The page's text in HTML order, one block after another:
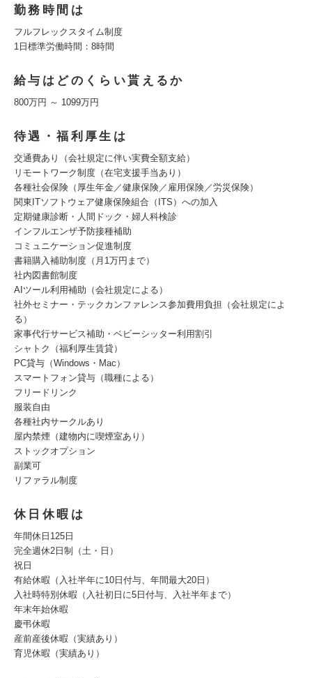
勤務時間は
フルフレックスタイム制度
1日標準労働時間：8時間
給与はどのくらい貰えるか
800万円 ～ 1099万円
待遇・福利厚生は
交通費あり（会社規定に伴い実費全額支給）
リモートワーク制度（在宅支援手当あり）
各種社会保険（厚生年金／健康保険／雇用保険／労災保険）
関東ITソフトウェア健康保険組合（ITS）への加入
定期健康診断・人間ドック・婦人科検診
インフルエンザ予防接種補助
コミュニケーション促進制度
書籍購入補助制度（月1万円まで）
社内図書館制度
AIツール利用補助（会社規定による）
社外セミナー・テックカンファレンス参加費用負担（会社規定によ
る）
家事代行サービス補助・ベビーシッター利用割引
シャトク（福利厚生賃貸）
PC貸与（Windows・Mac）
スマートフォン貸与（職種による）
フリードリンク
服装自由
各種社内サークルあり
屋内禁煙（建物内に喫煙室あり）
ストックオプション
副業可
リファラル制度
休日休暇は
年間休日125日
完全週休2日制（土・日）
祝日
有給休暇（入社半年に10日付与、年間最大20日）
入社時特別休暇（入社初日に5日付与、入社半年まで）
年末年始休暇
慶弔休暇
産前産後休暇（実績あり）
育児休暇（実績あり）